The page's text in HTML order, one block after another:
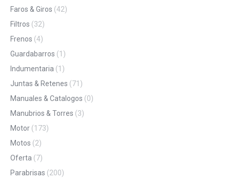
Faros & Giros (42)
Filtros (32)
Frenos (4)
Guardabarros (1)
Indumentaria (1)
Juntas & Retenes (71)
Manuales & Catalogos (0)
Manubrios & Torres (3)
Motor (173)
Motos (2)
Oferta (7)
Parabrisas (200)